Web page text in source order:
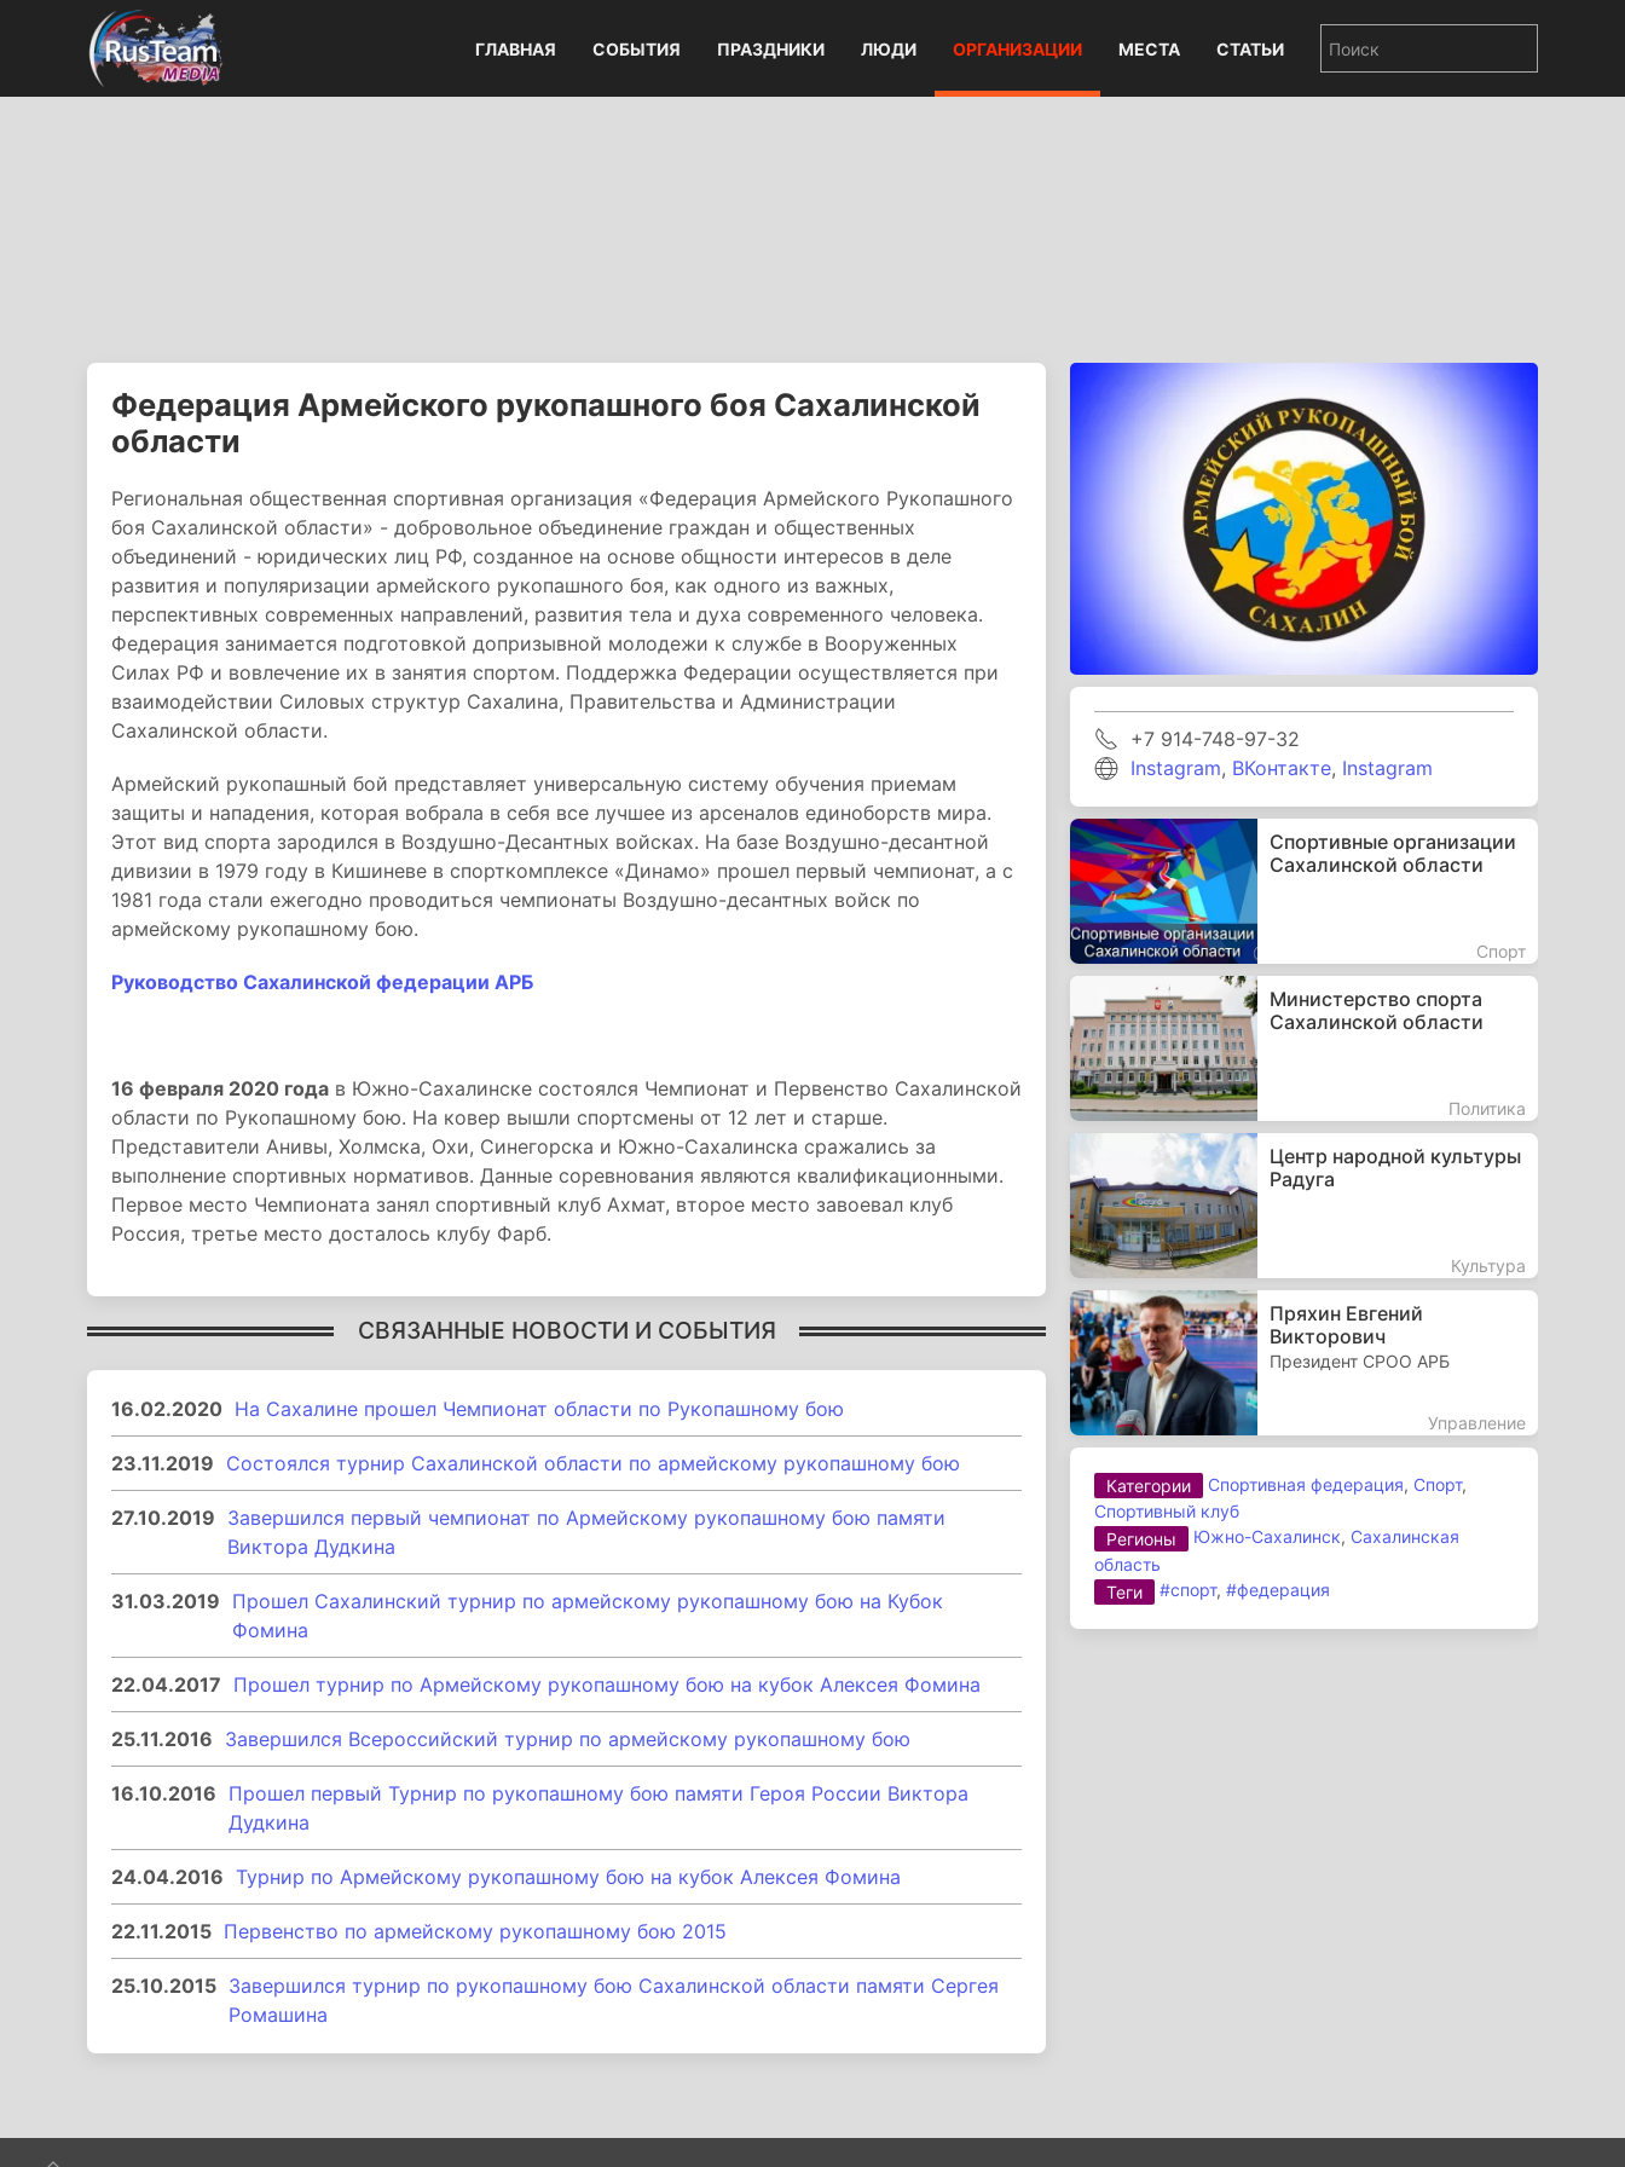
ГЛАВНАЯ СОБЫТИЯ ПРАЗДНИКИ ЛЮДИ ОРГАНИЗАЦИИ МЕСТА СТАТЬИ
Федерация Армейского рукопашного боя Сахалинской
области
Региональная общественная спортивная организация «Федерация Армейского Рукопашного
боя Сахалинской области» - добровольное объединение граждан и общественных
объединений - юридических лиц РФ, созданное на основе общности интересов в деле
развития и популяризации армейского рукопашного боя, как одного из важных,
перспективных современных направлений, развития тела и духа современного человека.
Федерация занимается подготовкой допризывной молодежи к службе в Вооруженных
Силах РФ и вовлечение их в занятия спортом. Поддержка Федерации осуществляется при
взаимодействии Силовых структур Сахалина, Правительства и Администрации
Сахалинской области.
Армейский рукопашный бой представляет универсальную систему обучения приемам
защиты и нападения, которая вобрала в себя все лучшее из арсеналов единоборств мира.
Этот вид спорта зародился в Воздушно-Десантных войсках. На базе Воздушно-десантной
дивизии в 1979 году в Кишиневе в спорткомплексе «Динамо» прошел первый чемпионат, а с
1981 года стали ежегодно проводиться чемпионаты Воздушно-десантных войск по
армейскому рукопашному бою.
Руководство Сахалинской федерации АРБ
16 февраля 2020 года в Южно-Сахалинске состоялся Чемпионат и Первенство Сахалинской
области по Рукопашному бою. На ковер вышли спортсмены от 12 лет и старше.
Представители Анивы, Холмска, Охи, Синегорска и Южно-Сахалинска сражались за
выполнение спортивных нормативов. Данные соревнования являются квалификационными.
Первое место Чемпионата занял спортивный клуб Ахмат, второе место завоевал клуб
Россия, третье место досталось клубу Фарб.
СВЯЗАННЫЕ НОВОСТИ И СОБЫТИЯ
16.02.2020 На Сахалине прошел Чемпионат области по Рукопашному бою
23.11.2019 Состоялся турнир Сахалинской области по армейскому рукопашному бою
27.10.2019 Завершился первый чемпионат по Армейскому рукопашному бою памяти
Виктора Дудкина
31.03.2019 Прошел Сахалинский турнир по армейскому рукопашному бою на Кубок
Фомина
22.04.2017 Прошел турнир по Армейскому рукопашному бою на кубок Алексея Фомина
25.11.2016 Завершился Всероссийский турнир по армейскому рукопашному бою
16.10.2016 Прошел первый Турнир по рукопашному бою памяти Героя России Виктора
Дудкина
24.04.2016 Турнир по Армейскому рукопашному бою на кубок Алексея Фомина
22.11.2015 Первенство по армейскому рукопашному бою 2015
25.10.2015 Завершился турнир по рукопашному бою Сахалинской области памяти Сергея
Ромашина
+7 914-748-97-32
Instagram, ВКонтакте, Instagram
Спортивные организации
Сахалинской области
Спорт
Министерство спорта
Сахалинской области
Политика
Центр народной культуры
Радуга
Культура
Пряхин Евгений
Викторович
Президент СРОО АРБ
Управление
Категории Спортивная федерация, Спорт,
Спортивный клуб
Регионы
Южно-Сахалинск, Сахалинская
область
Теги
#спорт,#федерация